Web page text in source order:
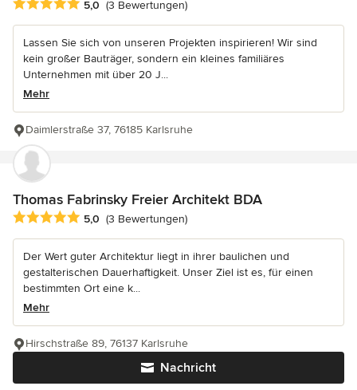
Durchschnittliche Bewertung: 5 von 5 Sternen
5,0 (3 Bewertungen)
Lassen Sie sich von unseren Projekten inspirieren! Wir sind
kein großer Bauträger, sondern ein kleines familiäres
Unternehmen mit über 20 J...
Mehr
Daimlerstraße 37, 76185 Karlsruhe
Thomas Fabrinsky Freier Architekt BDA
Durchschnittliche Bewertung: 5 von 5 Sternen
5,0 (3 Bewertungen)
Der Wert guter Architektur liegt in ihrer baulichen und
gestalterischen Dauerhaftigkeit. Unser Ziel ist es, für einen
bestimmten Ort eine k...
Mehr
Nachricht
Hirschstraße 89, 76137 Karlsruhe